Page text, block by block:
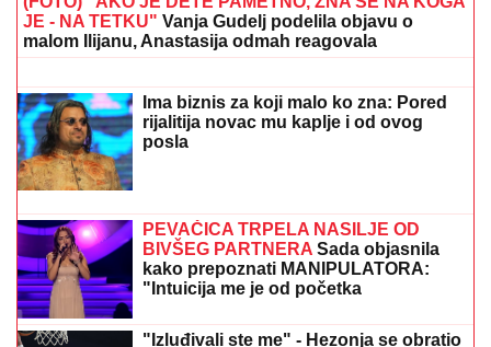
DOJAVA O BOMBI NA AUTOBUSKOJ
STANICIDrama u Prištini: Sve vrvi od